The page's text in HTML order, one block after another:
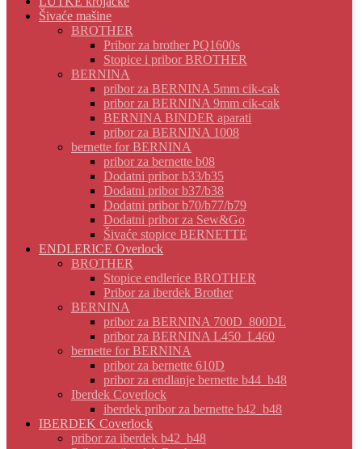
Šivaće mašine
BROTHER
Pribor za brother PQ1600s
Stopice i pribor BROTHER
BERNINA
pribor za BERNINA 5mm cik-cak
pribor za BERNINA 9mm cik-cak
BERNINA BINDER aparati
pribor za BERNINA 1008
bernette for BERNINA
pribor za bernette b08
Dodatni pribor b33/b35
Dodatni pribor b37/b38
Dodatni pribor b70/b77/b79
Dodatni pribor za Sew&Go
Šivaće stopice BERNETTE
ENDLERICE Overlock
BROTHER
Stopice endlerice BROTHER
Pribor za iberdek Brother
BERNINA
pribor za BERNINA 700D_800DL
pribor za BERNINA L450_L460
bernette for BERNINA
pribor za bernette 610D
pribor za endlanje bernette b44_b48
Iberdek Coverlock
iberdek pribor za bernette b42_b48
IBERDEK Coverlock
pribor za iberdek b42_b48